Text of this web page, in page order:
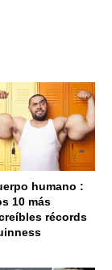
humano :
10 más
récords